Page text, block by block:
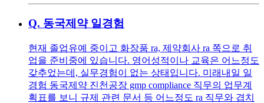
Q. 동국제약 일경험
현재 졸업유예 중이고 화장품 ra, 제약회사 ra 쪽으로 취
업을 준비중에 있습니다. 영어성적이나 교육은 어느정도
갖추었는데, 실무경험이 없는 상태입니다. 미래내일 일
경험 동국제약 진천공장 gmp compliance 직무의 업무계
획표를 보니 규제 관련 문서 등 어느정도 ra 직무와 겹치